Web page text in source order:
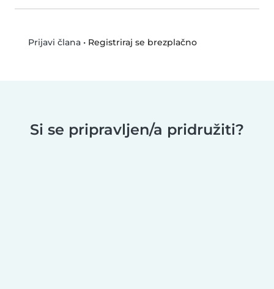
Prijavi člana• Registriraj se brezplačno
Si se pripravljen/a pridružiti?